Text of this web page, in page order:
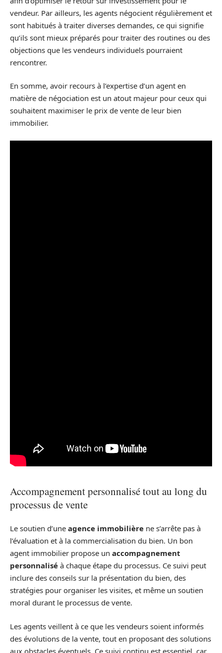
vendeur. Par ailleurs, les agents négocient régulièrement et
sont habitués à traiter diverses demandes, ce qui signifie
qu’ils sont mieux préparés pour traiter des routines ou des
objections que les vendeurs individuels pourraient
rencontrer.
En somme, avoir recours à l’expertise d’un agent en
matière de négociation est un atout majeur pour ceux qui
souhaitent maximiser le prix de vente de leur bien
immobilier.
Accompagnement personnalisé tout au long du
processus de vente
Le soutien d’une agence immobilière ne s’arrête pas à
l’évaluation et à la commercialisation du bien. Un bon
agent immobilier propose un accompagnement
personnalisé à chaque étape du processus. Ce suivi peut
inclure des conseils sur la présentation du bien, des
stratégies pour organiser les visites, et même un soutien
moral durant le processus de vente.
Les agents veillent à ce que les vendeurs soient informés
des évolutions de la vente, tout en proposant des solutions
aux obstacles éventuels. Ce suivi continu est essentiel, car